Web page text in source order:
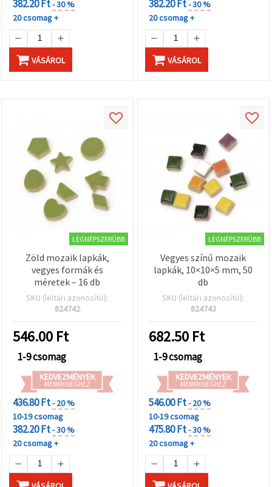
382.20 Ft- 30 %
20 csomag +
VÁSÁROL
382.20 Ft- 30 %
20 csomag +
VÁSÁROL
LEGNÉPSZERŰBB
Zöld mozaik lapkák,
vegyes formák és
méretek – 16 db
SKU (leltári azonosító):
824742
546.00 Ft
1-9 csomag
KEDVEZMÉNYEK
MENNYISÉGHEZ
436.80 Ft- 20 %
10-19 csomag
382.20 Ft- 30 %
20 csomag +
LEGNÉPSZERŰBB
Vegyes színű mozaik
lapkák, 10×10×5 mm, 50
db
SKU (leltári azonosító):
824743
682.50 Ft
1-9 csomag
KEDVEZMÉNYEK
MENNYISÉGHEZ
546.00 Ft- 20 %
10-19 csomag
475.80 Ft- 30 %
20 csomag +